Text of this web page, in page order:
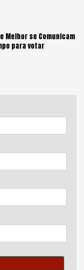
Melhor se Comunicam
para votar